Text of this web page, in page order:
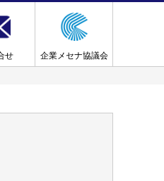
せ
企業メセナ協議会